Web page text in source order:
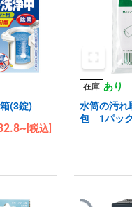
(3錠)
[税込]
在庫 あり
水筒の汚
包 1パッ